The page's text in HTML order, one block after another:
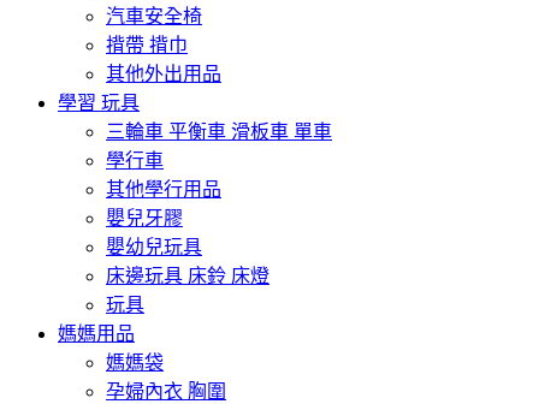
汽車安全椅
揹帶 揹巾
其他外出用品
學習 玩具
三輪車 平衡車 滑板車 單車
學行車
其他學行用品
嬰兒牙膠
嬰幼兒玩具
床邊玩具 床鈴 床燈
玩具
媽媽用品
媽媽袋
孕婦內衣 胸圍